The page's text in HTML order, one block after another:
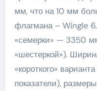
мм, что на 10 мм
флагмана – Wingle
«семерки» — 3350
«шестеркой»).
«короткого»
показатели),